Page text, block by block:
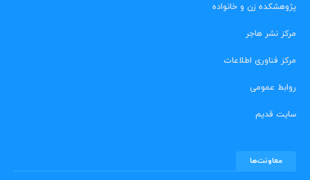
پژوهشکده زن و خانواده
مرکز نشر هاجر
مرکز فناوری اطلاعات
روابط عمومی
سایت قدیم
معاونت‌ها